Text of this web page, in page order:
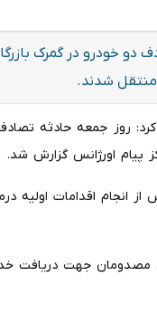
دو خودرو در گمرک
پیام اورژانس گزارش شد.
شدند که پس از انجام اقدامات
مصدومان جهت دریافت